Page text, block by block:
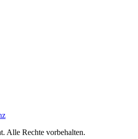
. Alle Rechte vorbehalten.